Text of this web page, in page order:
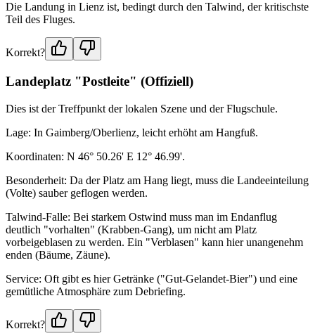
Die Landung in Lienz ist, bedingt durch den Talwind, der kritischste
Teil des Fluges.
Korrekt?
Landeplatz "Postleite" (Offiziell)
Dies ist der Treffpunkt der lokalen Szene und der Flugschule.
Lage: In Gaimberg/Oberlienz, leicht erhöht am Hangfuß.
Koordinaten: N 46° 50.26' E 12° 46.99'.
Besonderheit: Da der Platz am Hang liegt, muss die Landeeinteilung
(Volte) sauber geflogen werden.
Talwind-Falle: Bei starkem Ostwind muss man im Endanflug
deutlich "vorhalten" (Krabben-Gang), um nicht am Platz
vorbeigeblasen zu werden. Ein "Verblasen" kann hier unangenehm
enden (Bäume, Zäune).
Service: Oft gibt es hier Getränke ("Gut-Gelandet-Bier") und eine
gemütliche Atmosphäre zum Debriefing.
Korrekt?